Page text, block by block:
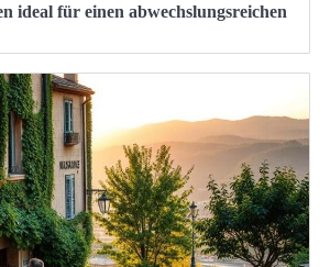
ideal für einen abwechslungsreichen